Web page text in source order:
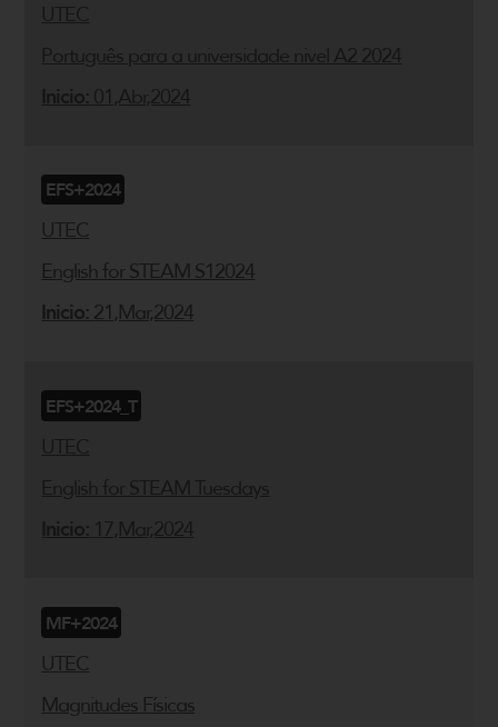
UTEC
Português para a universidade nivel A2 2024
Inicio: 01,Abr,2024
EFS+2024
UTEC
English for STEAM S12024
Inicio: 21,Mar,2024
EFS+2024_T
UTEC
English for STEAM Tuesdays
Inicio: 17,Mar,2024
MF+2024
UTEC
Magnitudes Físicas